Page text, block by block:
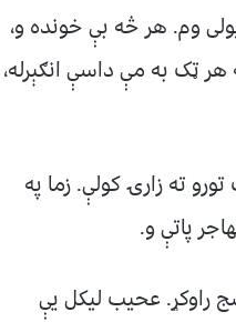
وم. هر څه بې خونده و،
ټک به مې داسې انګېرله،
ته زارۍ کولې. زما په
پاتې و.
راوکړ. عحیب لیکل یې